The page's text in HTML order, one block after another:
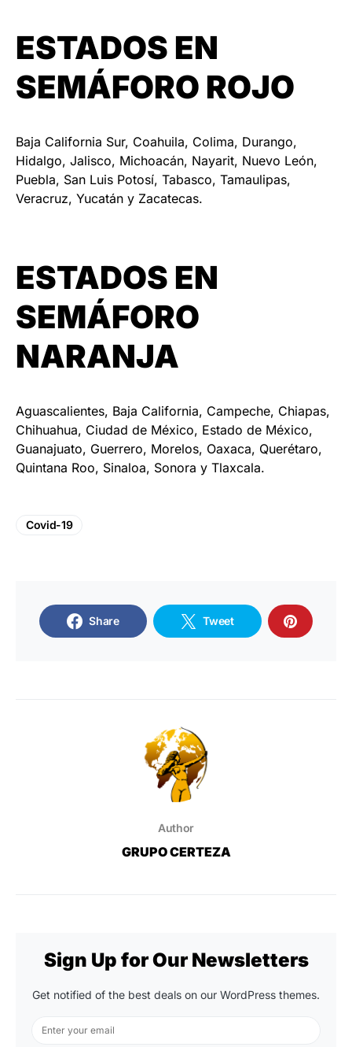
ESTADOS EN
SEMÁFORO ROJO
Baja California Sur, Coahuila, Colima, Durango,
Hidalgo, Jalisco, Michoacán, Nayarit, Nuevo León,
Puebla, San Luis Potosí, Tabasco, Tamaulipas,
Veracruz, Yucatán y Zacatecas.
ESTADOS EN
SEMÁFORO
NARANJA
Aguascalientes, Baja California, Campeche, Chiapas,
Chihuahua, Ciudad de México, Estado de México,
Guanajuato, Guerrero, Morelos, Oaxaca, Querétaro,
Quintana Roo, Sinaloa, Sonora y Tlaxcala.
Covid-19
Share Tweet
Author
GRUPO CERTEZA
Sign Up for Our Newsletters
Get notified of the best deals on our WordPress themes.